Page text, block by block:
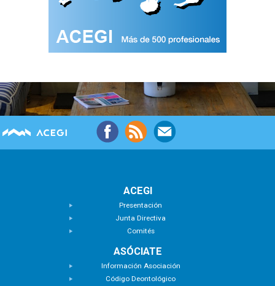
ACEGI
Presentación
Junta Directiva
Comités
ASÓCIATE
Información Asociación
Código Deontológico